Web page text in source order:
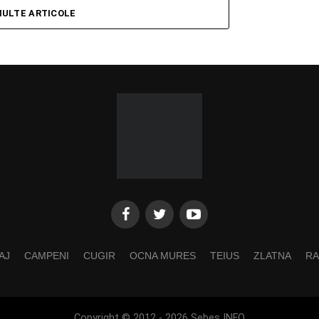
ARTICOLE
CAMPENI CUGIR OCNA MURES TEIUS ZLATNA